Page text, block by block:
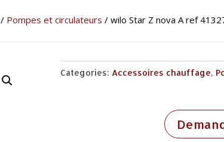
/ Pompes et circulateurs / wilo Star Z nova A ref
Categories: Accessoires chauffage,